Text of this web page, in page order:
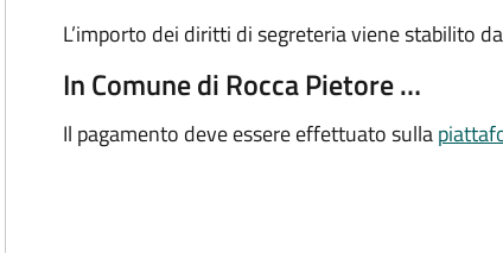
L’importo dei diritti di segreteria viene stabilito
In Comune di Rocca Pietore …
Il pagamento deve essere effettuato sulla